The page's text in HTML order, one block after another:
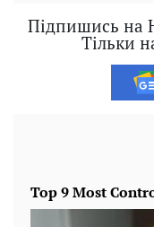
Підпишись на
Тільки